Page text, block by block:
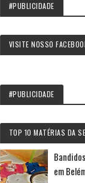
#PUBLICIDADE
VISITE NOSSO
#PUBLICIDADE
TOP 10 MATÉRIAS DA
em